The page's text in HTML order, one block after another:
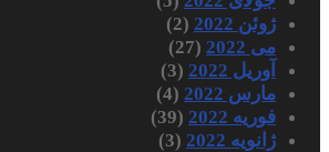
ژوئن 2022
(2)
می 2022
(27)
آوریل 2022
(3)
مارس 2022
(4)
فوریه 2022
(39)
ژانویه 2022
(3)